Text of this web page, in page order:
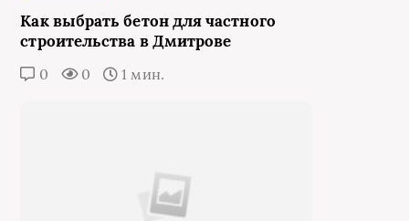
Как выбрать бетон для частного
строительства в Дмитрове
0 0 1 мин.